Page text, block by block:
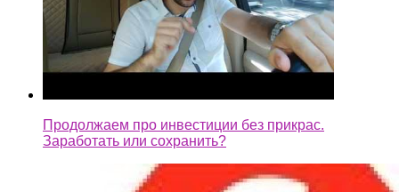
Продолжаем про инвестиции без прикрас.
Заработать или сохранить?